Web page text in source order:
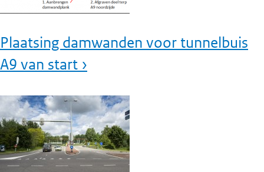
Plaatsing damwanden voor tunnelbuis
A9 van start ›